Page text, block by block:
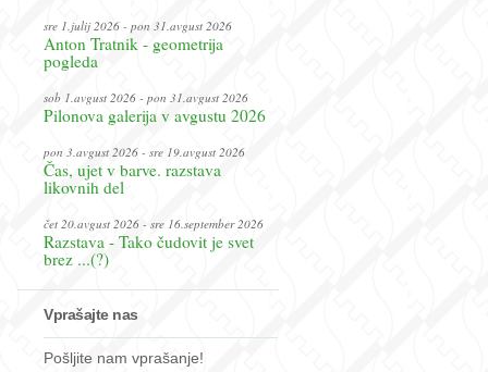
sre 1.julij 2026 - pon 31.avgust 2026
Anton Tratnik - geometrija
pogleda
sob 1.avgust 2026 - pon 31.avgust 2026
Pilonova galerija v avgustu 2026
pon 3.avgust 2026 - sre 19.avgust 2026
Čas, ujet v barve. razstava
likovnih del
čet 20.avgust 2026 - sre 16.september 2026
Razstava - Tako čudovit je svet
brez ...(?)
Vprašajte nas
Pošljite nam vprašanje!